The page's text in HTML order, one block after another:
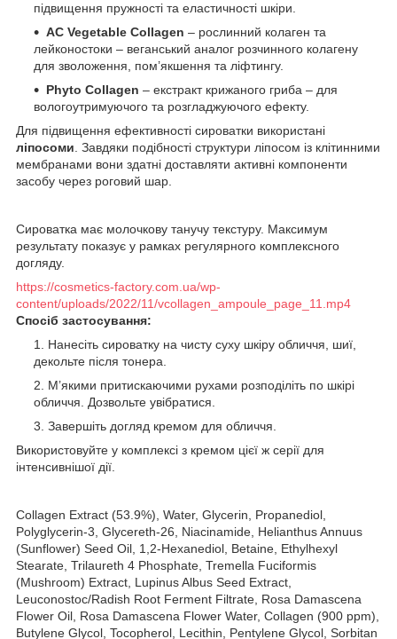
підвищення пружності та еластичності шкіри.
AC Vegetable Collagen – рослинний колаген та
лейконостоки – веганський аналог розчинного колагену
для зволоження, пом’якшення та ліфтингу.
Phyto Collagen – екстракт крижаного гриба – для
вологоутримуючого та розгладжуючого ефекту.
Для підвищення ефективності сироватки використані
ліпосоми . Завдяки подібності структури ліпосом із клітинними
мембранами вони здатні доставляти активні компоненти
засобу через роговий шар.
Сироватка має молочкову танучу текстуру. Максимум
результату показує у рамках регулярного комплексного
догляду.
https://cosmetics-factory.com.ua/wp-
content/uploads/2022/11/vcollagen_ampoule_page_11.mp4
Спосіб застосування:
Нанесіть сироватку на чисту суху шкіру обличчя, шиї,
декольте після тонера.
М’якими притискаючими рухами розподіліть по шкірі
обличчя. Дозвольте увібратися.
Завершіть догляд кремом для обличчя.
Використовуйте у комплексі з кремом цієї ж серії для
інтенсивнішої дії.
Collagen Extract (53.9%), Water, Glycerin, Propanediol,
Polyglycerin-3, Glycereth-26, Niacinamide, Helianthus Annuus
(Sunflower) Seed Oil, 1,2-Hexanediol, Betaine, Ethylhexyl
Stearate, Trilaureth 4 Phosphate, Tremella Fuciformis
(Mushroom) Extract, Lupinus Albus Seed Extract,
Leuconostoc/Radish Root Ferment Filtrate, Rosa Damascena
Flower Oil, Rosa Damascena Flower Water, Collagen (900 ppm),
Butylene Glycol, Tocopherol, Lecithin, Pentylene Glycol, Sorbitan